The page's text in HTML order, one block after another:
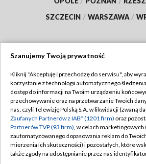
SZCZECIN / WARSZAWA /
TVP
Abonament TVP
Emisja w TVP
Centrum informacji TVP
Naziemna Telewizja Cyfrowa
Regulamin TVP
Polityka
Moje zgody
Pomoc
Szanujemy Twoją prywatność
Kliknij "Akceptuję i przechodzę do serwisu", aby
korzystanie z technologii automatycznego
dostęp do informacji na Twoim urządzeniu
przechowywanie oraz na przetwarzanie Twoich
nas, czyli Telewizję Polską S.A. w likwidacji (zwaną
Zaufanych Partnerów z IAB* (1201 firm) oraz
Partnerów TVP (93 firm), w celach marketingowych
zautomatyzowanego dopasowania reklam do
mierzenia ich skuteczności) i pozostałych, które
także zgody na udostępnianie przez nas